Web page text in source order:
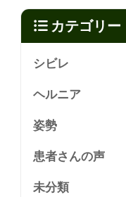
カテゴリー
シビレ
ヘルニア
姿勢
患者さんの声
未分類